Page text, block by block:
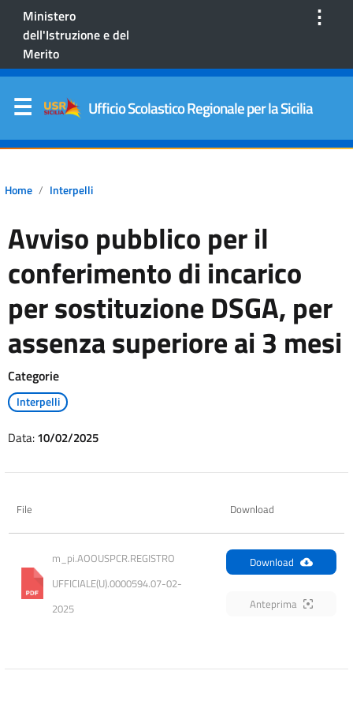
Ministero
dell'Istruzione e del
Merito
⋮
Ufficio Scolastico Regionale per la Sicilia
Home Interpelli
Avviso pubblico per il
conferimento di incarico
per sostituzione DSGA, per
assenza superiore ai 3 mesi
Categorie
Interpelli
Data:10/02/2025
File Download
m_pi.AOOUSPCR.REGISTRO
UFFICIALE(U).0000594.07-02-
2025
Download
Anteprima